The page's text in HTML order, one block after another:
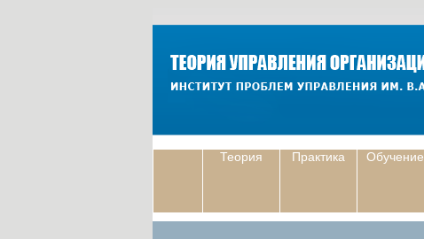
Теория Практика Обучение